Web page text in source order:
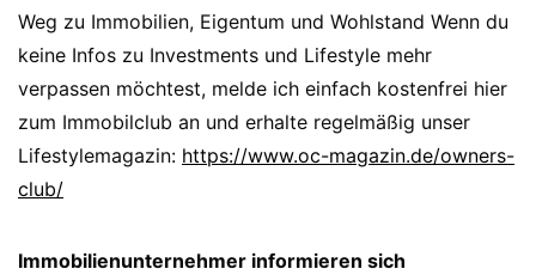
Weg zu Immobilien, Eigentum und Wohlstand Wenn du
keine Infos zu Investments und Lifestyle mehr
verpassen möchtest, melde ich einfach kostenfrei hier
zum Immobilclub an und erhalte regelmäßig unser
Lifestylemagazin: https://www.oc-magazin.de/owners-
club/
Immobilienunternehmer informieren sich